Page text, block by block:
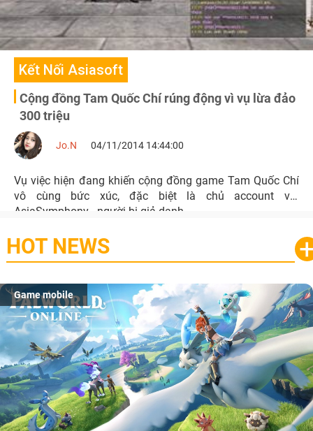
Kết Nối Asiasoft
Cộng đồng Tam Quốc Chí rúng động vì vụ lừa đảo
300 triệu
Jo.N 04/11/2014 14:44:00
Vụ việc hiện đang khiến cộng đồng game Tam Quốc Chí
vô cùng bức xúc, đặc biệt là chủ account vip
AsiaSymphony - người bị giả danh.
HOT NEWS
Game mobile